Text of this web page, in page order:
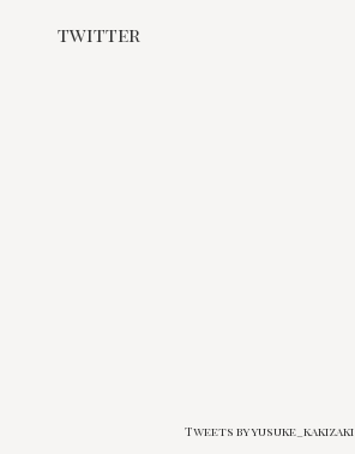
twitter
Tweets by yusuke_kakizaki